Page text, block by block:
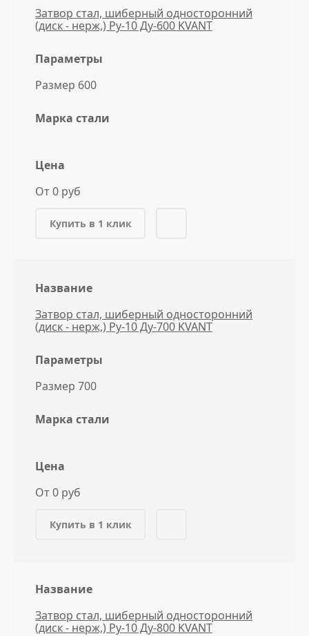
Затвор стал, шиберный односторонний
(диск - нерж,) Ру-10 Ду-600 KVANT
Параметры
Размер 600
Марка стали
Цена
От 0 руб
Купить в 1 клик
Название
Затвор стал, шиберный односторонний
(диск - нерж,) Ру-10 Ду-700 KVANT
Параметры
Размер 700
Марка стали
Цена
От 0 руб
Купить в 1 клик
Название
Затвор стал, шиберный односторонний
(диск - нерж,) Ру-10 Ду-800 KVANT